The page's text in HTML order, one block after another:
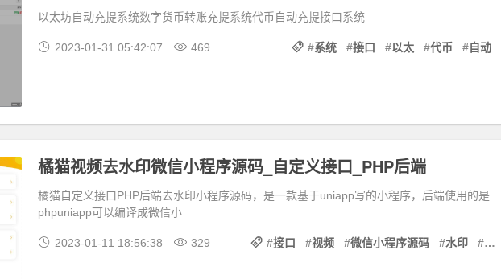
以太坊自动充提系统数字货币转账充提系统代币自动充提接口系统
2023-01-31 05:42:07 469 #系统 #接口 #以太 #代币 #自动
橘猫视频去水印微信小程序源码_自定义接口_PHP后端
橘猫自定义接口PHP后端去水印小程序源码，是一款基于uniapp写的小程序，后端使用的是
phpuniapp可以编译成微信小
2023-01-11 18:56:38 329 #接口 #视频 #微信小程序源码 #水印 #定义